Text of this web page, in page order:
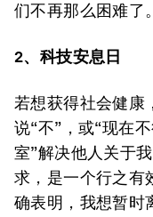
们不再那么困难了。
2、科技安息日
若想获得社会健康
说“不”，或“现在
室”解决他人关于
求，是一个行之有
确表明，我想暂时